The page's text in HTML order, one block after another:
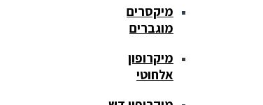
מיקסרים
מוגברים
מיקרופון
אלחוטי